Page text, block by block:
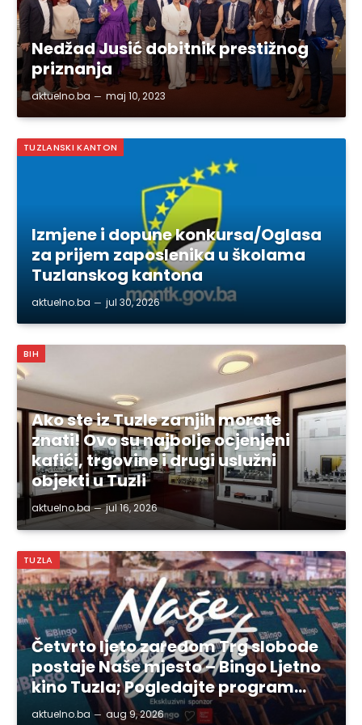
Nedžad Jusić dobitnik prestižnog
priznanja
aktuelno.ba maj 10, 2023
TUZLANSKI KANTON
Izmjene i dopune konkursa/Oglasa
za prijem zaposlenika u školama
Tuzlanskog kantona
aktuelno.ba jul 30, 2026
BIH
Ako ste iz Tuzle za njih morate
znati! Ovo su najbolje ocjenjeni
kafići, trgovine i drugi uslužni
objekti u Tuzli
aktuelno.ba jul 16, 2026
TUZLA
Četvrto ljeto zaredom Trg slobode
postaje Naše mjesto – Bingo Ljetno
kino Tuzla; Pogledajte program…
aktuelno.ba aug 9, 2026